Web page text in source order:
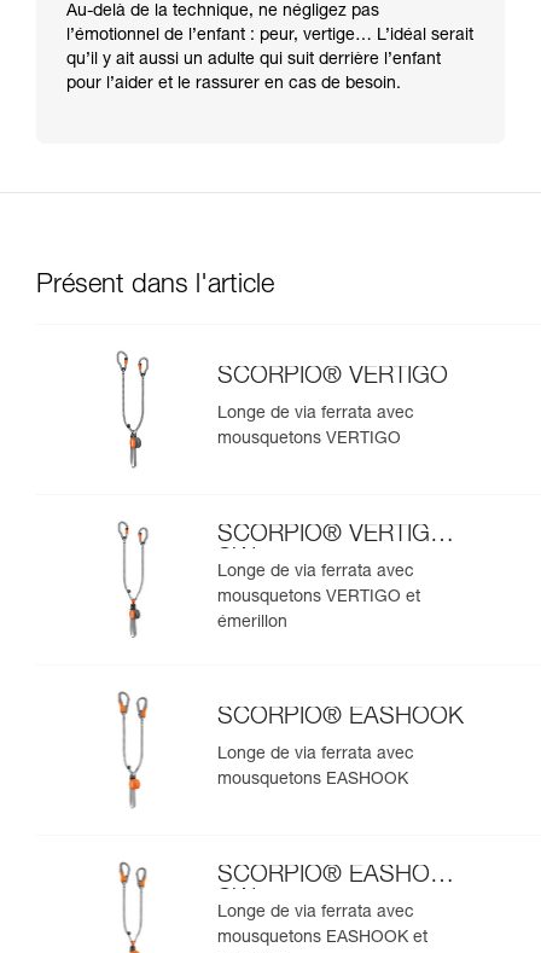
Au-delà de la technique, ne négligez pas
l’émotionnel de l’enfant : peur, vertige… L’idéal serait
qu’il y ait aussi un adulte qui suit derrière l’enfant
pour l’aider et le rassurer en cas de besoin.
Présent dans l'article
SCORPIO® VERTIGO
Longe de via ferrata avec
mousquetons VERTIGO
SCORPIO® VERTIGO
SW
Longe de via ferrata avec
mousquetons VERTIGO et
émerillon
SCORPIO® EASHOOK
Longe de via ferrata avec
mousquetons EASHOOK
SCORPIO® EASHOOK
SW
Longe de via ferrata avec
mousquetons EASHOOK et